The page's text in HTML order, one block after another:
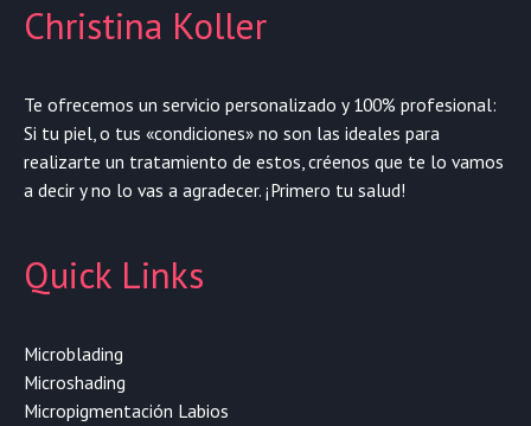
Christina Koller
Te ofrecemos un servicio personalizado y 100% profesional:
Si tu piel, o tus «condiciones» no son las ideales para
realizarte un tratamiento de estos, créenos que te lo vamos
a decir y no lo vas a agradecer. ¡Primero tu salud!
Quick Links
Microblading
Microshading
Micropigmentación Labios